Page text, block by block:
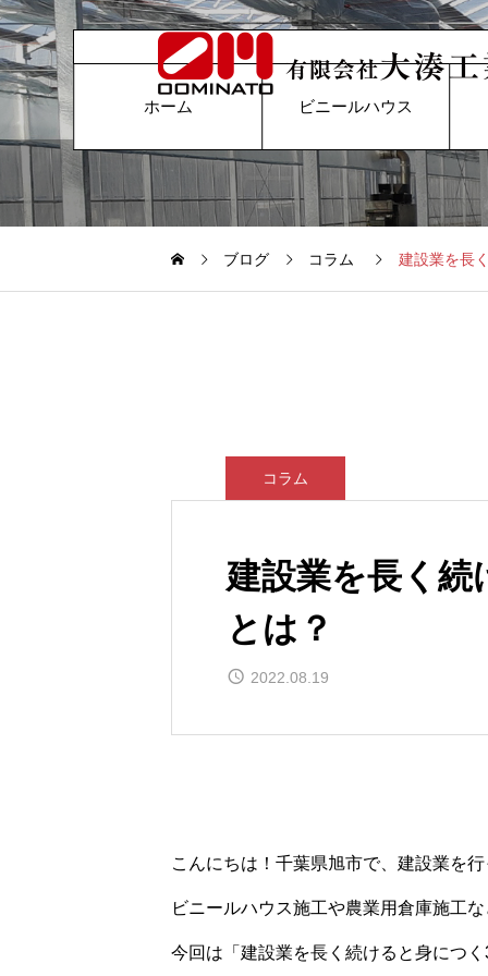
ホーム ビニールハウス
ブログ コラム 建設業を長
コラム
建設業を長く
とは？
2022.08.19
こんにちは！千葉県旭市で、建設業を
ビニールハウス施工や農業用倉庫施工
今回は「建設業を長く続けると身につ